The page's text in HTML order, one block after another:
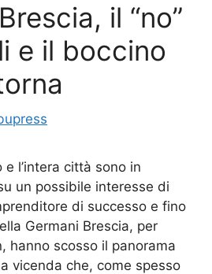
il “no”
e il boccino
l’intera città sono in
un possibile interesse di
di successo e fino
Germani Brescia, per
hanno scosso il panorama
vicenda che, come spesso